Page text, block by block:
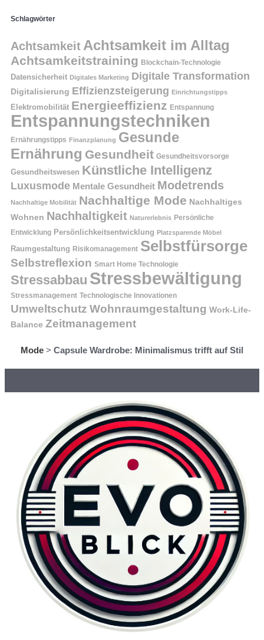
Schlagwörter
Achtsamkeit Achtsamkeit im Alltag
Achtsamkeitstraining Blockchain-Technologie
Datensicherheit Digitales Marketing Digitale Transformation
Digitalisierung Effizienzsteigerung Einrichtungstipps
Elektromobilität Energieeffizienz Entspannung
Entspannungstechniken
Ernährungstipps Finanzplanung Gesunde
Ernährung Gesundheit Gesundheitsvorsorge
Gesundheitswesen Künstliche Intelligenz
Luxusmode Mentale Gesundheit Modetrends
Nachhaltige Mobilität Nachhaltige Mode Nachhaltiges
Wohnen Nachhaltigkeit Naturerlebnis Persönliche
Entwicklung Persönlichkeitsentwicklung Platzsparende Möbel
Raumgestaltung Risikomanagement Selbstfürsorge
Selbstreflexion Smart Home Technologie
Stressabbau Stressbewältigung
Stressmanagement Technologische Innovationen
Umweltschutz Wohnraumgestaltung Work-Life-
Balance Zeitmanagement
Mode > Capsule Wardrobe: Minimalismus trifft auf Stil